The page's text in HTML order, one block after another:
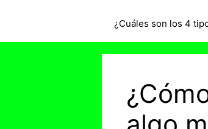
¿Cuáles son los 4